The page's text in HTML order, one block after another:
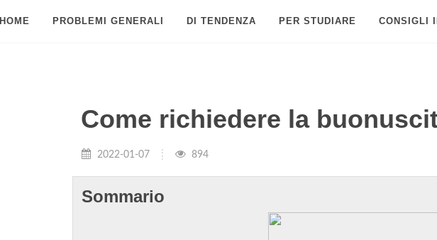
PROBLEMI GENERALI DI TENDENZA PER STUDIARE CONSIGLI
Come richiedere la
2022-01-07 894
Sommario